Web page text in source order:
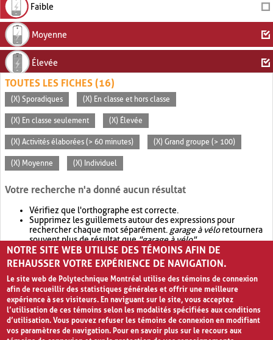
Faible
Moyenne
Élevée
TOUTES LES FICHES (16)
(X) Sporadiques (X) En classe et hors classe
(X) En classe seulement (X) Élevée
(X) Activités élaborées (> 60 minutes) (X) Grand groupe (> 100)
(X) Moyenne (X) Individuel
Votre recherche n'a donné aucun résultat
Vérifiez que l'orthographe est correcte.
Supprimez les guillemets autour des expressions pour
rechercher chaque mot séparément. garage à véloretournera
souvent plus de résultat que"garage à vélo".
Envisagez d'élargir votre recherche avec OR.garage OR vélo
retournera souvent plus de résultat quegarage à vélo
NOTRE SITE WEB UTILISE DES TÉMOINS AFIN DE
REHAUSSER VOTRE EXPÉRIENCE DE NAVIGATION.
Le site web de Polytechnique Montréal utilise des témoins de connexion
afin de recueillir des statistiques générales et offrir une meilleure
expérience à ses visiteurs. En naviguant sur le site, vous acceptez
l’utilisation de ces témoins selon les modalités spécifiées aux conditions
d’utilisation. Vous pouvez refuser les témoins de connexion en modifiant
vos paramètres de navigation. Pour en savoir plus sur le recours aux